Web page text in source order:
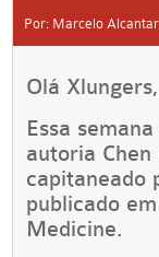
Por: Marcelo
Olá Xlungers,
Essa
autoria
capitaneado
publicado
Medicine.